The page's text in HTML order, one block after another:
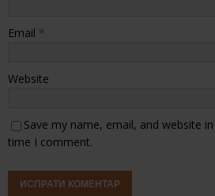
Email *
Website
Save my name, email, and website
time I comment.